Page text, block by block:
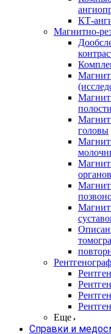
КТ-
Магнитно-
головы
Еще
Справки и